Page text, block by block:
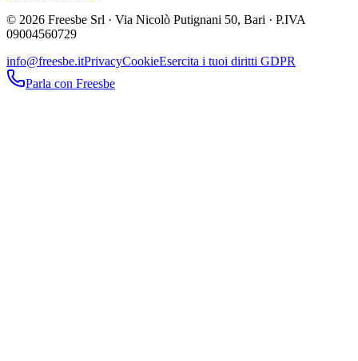
© 2026 Freesbe Srl · Via Nicolò Putignani 50, Bari · P.IVA
09004560729
info@freesbe.itPrivacyCookieEsercita i tuoi diritti GDPR
Parla con Freesbe